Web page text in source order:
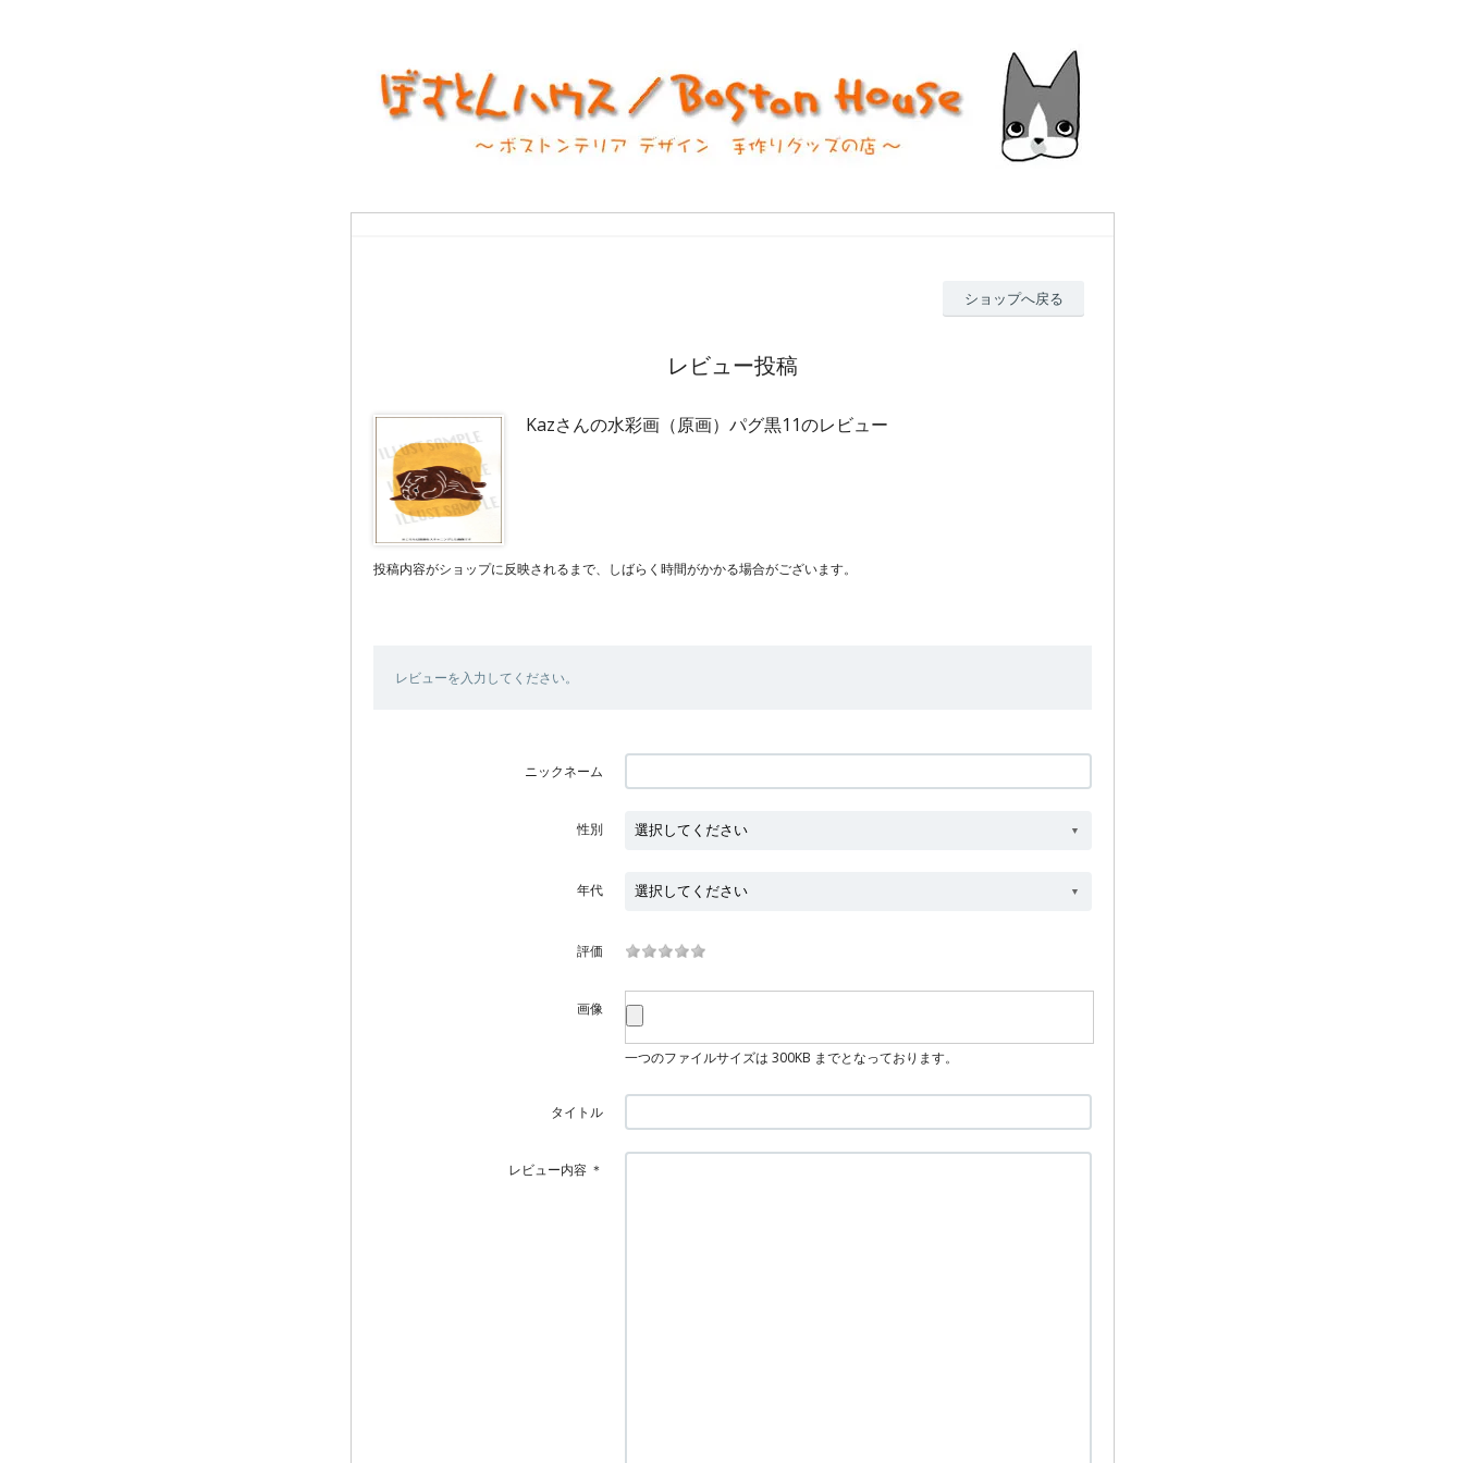
ショップへ戻る
レビュー投稿
Kazさんの水彩画（原画）パグ黒11のレビュー
投稿内容がショップに反映されるまで、しばらく時間がかかる場合がございます。
レビューを入力してください。
ニックネーム
性別
年代
評価
画像
一つのファイルサイズは 300KB までとなっております。
タイトル
レビュー内容 ＊